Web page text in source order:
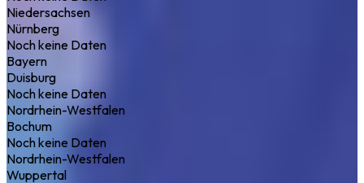
Niedersachsen
Nürnberg
Noch keine Daten
Bayern
Duisburg
Noch keine Daten
Nordrhein-Westfalen
Bochum
Noch keine Daten
Nordrhein-Westfalen
Wuppertal